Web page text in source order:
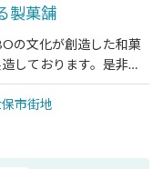
製菓舗
の文化が創造した和菓
しております。是非お
下さい。
市街地